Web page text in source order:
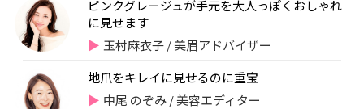
ピンクグレージュが手元を大人っぽくおしゃれ
に見せます
玉村麻衣子 / 美眉アドバイザー
地爪をキレイに見せるのに重宝
中尾 のぞみ / 美容エディター